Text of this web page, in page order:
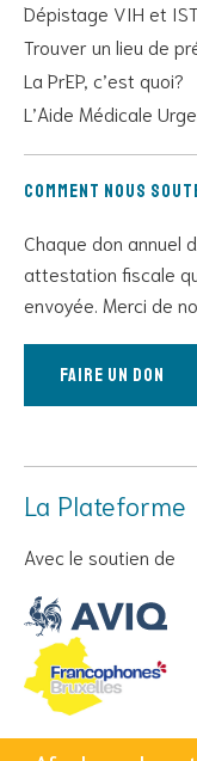
Dépistage VIH et
Trouver un lieu de
La PrEP, c’est quoi?
L’Aide Médicale
Comment nous
Chaque don annuel
attestation fiscale
envoyée. Merci de
Faire un don
La Plateforme
Avec le soutien de